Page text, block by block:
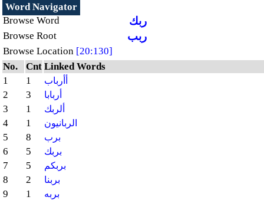
Word Navigator
Browse Word
ربك
Browse Root ربب
Browse Location [20:130]
No.
Cnt Linked Words
1
1 أأرباب
2 3 أربابا
3 1 ألربك
4 1 الربانيون
5 8 برب
6 5 بربك
7 5 بربكم
8 2 بربنا
9 1 بربه